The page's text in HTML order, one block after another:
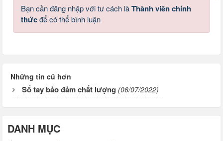
Bạn cần đăng nhập với tư cách làThành viên chính
thứcđể có thể bình luận
Những tin cũ hơn
Sổ tay bảo đảm chất lượng (06/07/2022)
DANH MỤC